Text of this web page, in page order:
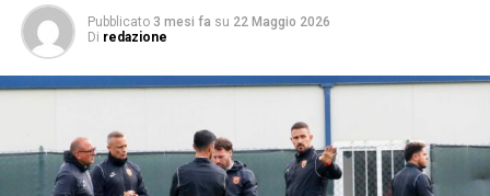
Pubblicato 3 mesi fa su 22 Maggio 2026
Di redazione